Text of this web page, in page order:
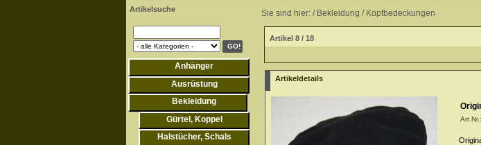
Artikelsuche
Anhänger
Ausrüstung
Bekleidung
Gürtel, Koppel
Halstücher, Schals
Sie sind hier: / Bekleidung / Kopfbedeckungen
Artikel 8 / 18
Artikeldetails
Art.Nr.: